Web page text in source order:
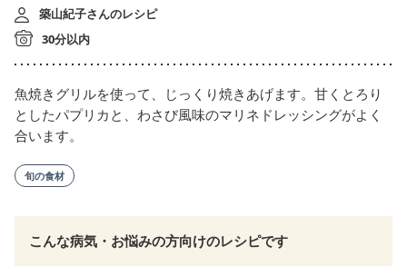
築山紀子さんのレシピ
30分以内
魚焼きグリルを使って、じっくり焼きあげます。甘くとろり
としたパプリカと、わさび風味のマリネドレッシングがよく
合います。
旬の食材
こんな病気・お悩みの方向けのレシピです